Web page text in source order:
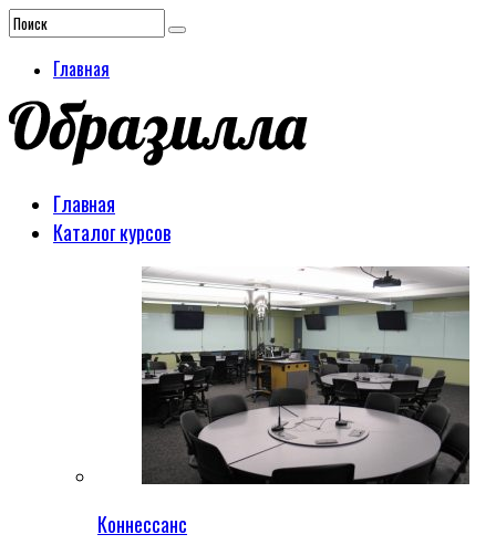
Главная
Главная
Каталог курсов
Коннессанс